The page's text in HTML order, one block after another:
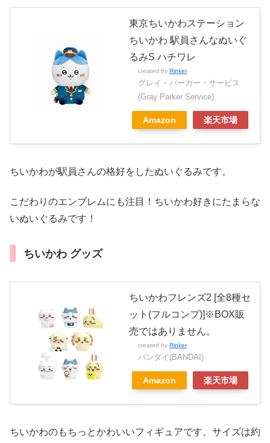
東京ちいかわステーション
ちいかわ 駅員さんなぬいぐ
るみS ハチワレ
created by Rinker
グレイ・パーカー・サービス
(Gray Parker Service)
Amazon 楽天市場
ちいかわが駅員さんの格好をしたぬいぐるみです。
こだわりのエンブレムにも注目！ちいかわ好きにたまらな
いぬいぐるみです！
ちいかわ グッズ
ちいかわフレンズ2 [全8種セ
ット(フルコンプ)]※BOX販
売ではありません。
created by Rinker
バンダイ(BANDAI)
Amazon 楽天市場
ちいかわのもちっとかわいいフィギュアです。サイズは約